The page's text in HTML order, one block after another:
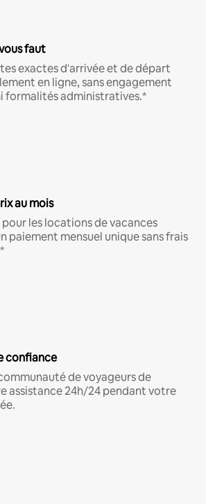
faut
exactes d'arrivée et de départ
en ligne, sans engagement
formalités administratives.*
au mois
les locations de vacances
paiement mensuel unique sans frais
confiance
de voyageurs de
assistance 24h/24 pendant votre